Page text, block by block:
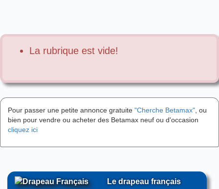
La rubrique est vide!
Pour passer une petite annonce gratuite "Cherche Betamax" , ou
bien pour vendre ou acheter des Betamax neuf ou d'occasion
cliquez ici
Le drapeau français